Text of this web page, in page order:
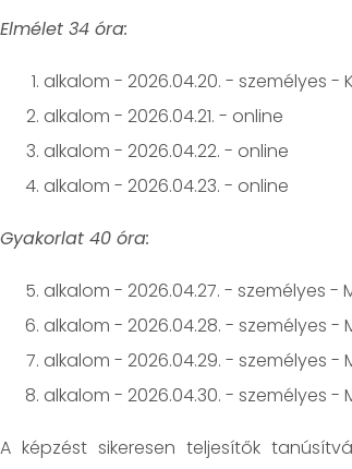
Elmélet 34 óra:
alkalom - 2026.04.20. - személyes -
alkalom - 2026.04.21. - online
alkalom - 2026.04.22. - online
alkalom - 2026.04.23. - online
Gyakorlat 40 óra:
alkalom - 2026.04.27. - személyes -
alkalom - 2026.04.28. - személyes -
alkalom - 2026.04.29. - személyes -
alkalom - 2026.04.30. - személyes -
A képzést sikeresen teljesítők